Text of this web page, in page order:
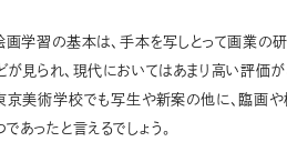
学習の基本は、手本を写しとって画業の研
見られ、現代においてはあまり高い評価が
美術学校でも写生や新案の他に、臨画や
あったと言えるでしょう。